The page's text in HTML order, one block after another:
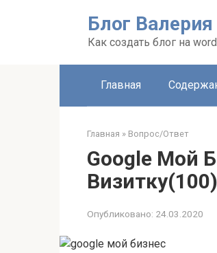
Блог
Как создать блог на
Главная
Главная » Вопрос/Ответ
Google Мой
Опубликовано: 24.03.2020